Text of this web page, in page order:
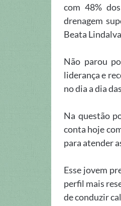
com 48%
drenagem
Beata
Não parou
liderança e
no dia a dia
Na questão
conta hoje
para atender
Esse jovem
perfil mais
de conduzir